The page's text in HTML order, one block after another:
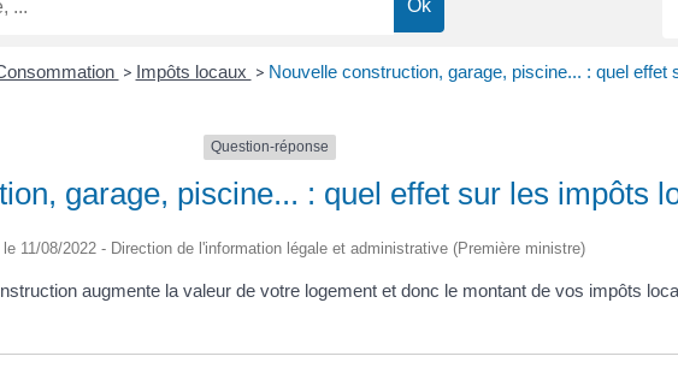
> Impôts locaux > Nouvelle construction, garage, piscine... : quel effet
Question-réponse
garage, piscine... : quel effet sur les impôts
11/08/2022 - Direction de l'information légale et administrative (Première ministre)
augmente la valeur de votre logement et donc le montant de vos impôts